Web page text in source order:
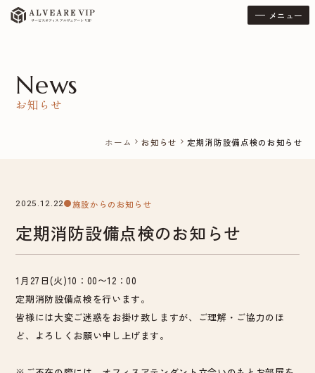
メニュー
News
お知らせ
ホーム chevron_rightお知らせ chevron_right 定期消防設備点検のお知らせ
2025.12.22 施設からのお知らせ
定期消防設備点検のお知らせ
1月27日(火)10：00〜12：00
定期消防設備点検を行います。
皆様には大変ご迷惑をお掛け致しますが、ご理解・ご協力のほ
ど、よろしくお願い申し上げます。